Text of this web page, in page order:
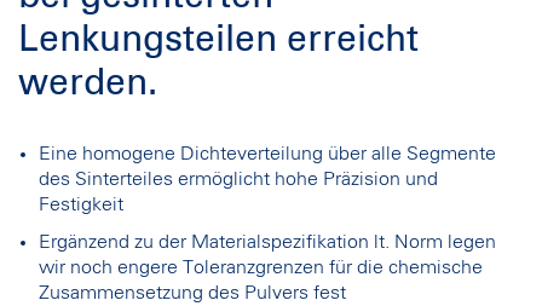
Lenkungsteilen erreicht
werden.
Eine homogene Dichteverteilung über alle Segmente
des Sinterteiles ermöglicht hohe Präzision und
Festigkeit
Ergänzend zu der Materialspezifikation lt. Norm legen
wir noch engere Toleranzgrenzen für die chemische
Zusammensetzung des Pulvers fest